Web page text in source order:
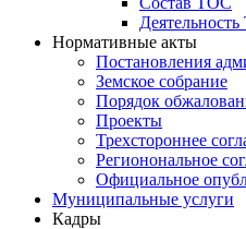
Нормативные акты
Постановления
Земское собрание
Порядок
Проекты
Трехстороннее
Регионональное
Официальное
Муниципальные услуги
Кадры